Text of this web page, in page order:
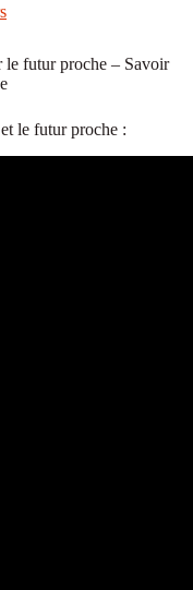
le futur proche – Savoir
le futur proche :